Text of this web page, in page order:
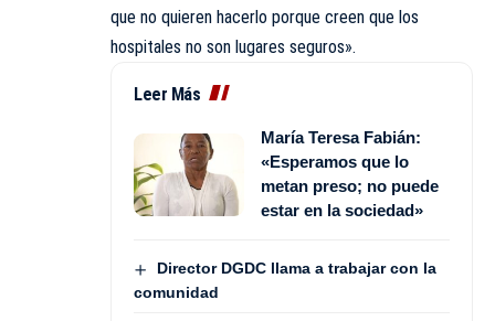
que no quieren hacerlo porque creen que los
hospitales no son lugares seguros».
Leer Más
María Teresa Fabián:
«Esperamos que lo
metan preso; no puede
estar en la sociedad»
Director DGDC llama a trabajar con la
comunidad